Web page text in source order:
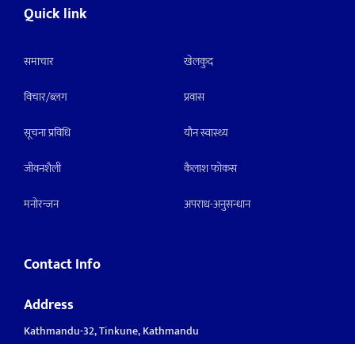
Quick link
समाचार
विचार/ब्लग
सूचना प्रविधि
जीवनशैली
मनाेरन्जन
खेलकुद
प्रवास
याैन स्वास्थ्य
कैलाश फोकस
अपराध-अनुसन्धान
Contact Info
Address
Kathmandu-32, Tinkune, Kathmandu